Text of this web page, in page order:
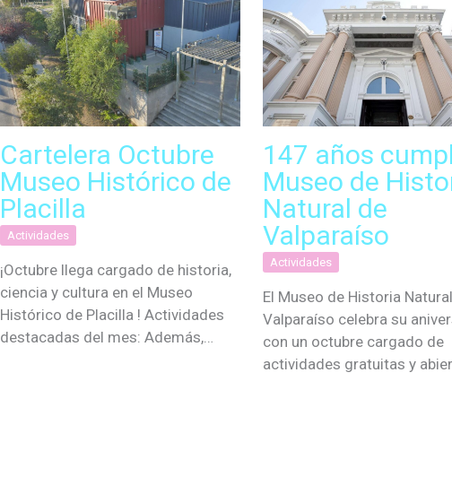
Cartelera Octubre
Museo Histórico de
Placilla
Actividades
¡Octubre llega cargado de historia,
ciencia y cultura en el Museo
Histórico de Placilla ! Actividades
destacadas del mes: Además,…
147 años
Museo de
Natural de
Valparaíso
Actividades
El Museo de Historia
Valparaíso celebra su
con un octubre cargado de
actividades gratuitas y